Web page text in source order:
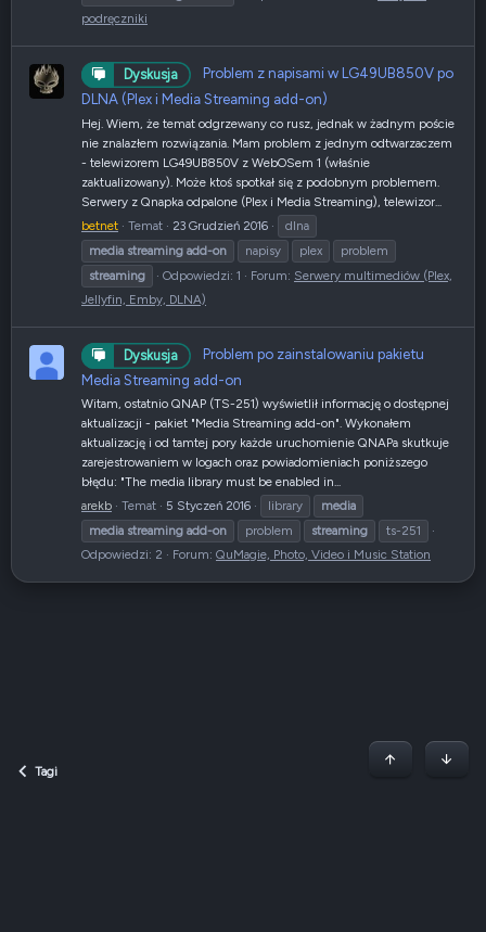
podręczniki
Dyskusja
Problem z napisami w LG49UB850V po
DLNA (Plex i Media Streaming add-on)
Hej. Wiem, że temat odgrzewany co rusz, jednak w żadnym poście
nie znalazłem rozwiązania. Mam problem z jednym odtwarzaczem
- telewizorem LG49UB850V z WebOSem 1 (właśnie
zaktualizowany). Może ktoś spotkał się z podobnym problemem.
Serwery z Qnapka odpalone (Plex i Media Streaming), telewizor...
betnet
Temat 23 Grudzień 2016
dlna
media streaming add-on napisy plex
problem
streaming
Odpowiedzi: 1 Forum: Serwery multimediów (Plex,
Jellyfin, Emby, DLNA)
Dyskusja
Problem po zainstalowaniu pakietu
Media Streaming add-on
Witam, ostatnio QNAP (TS-251) wyświetlił informację o dostępnej
aktualizacji - pakiet "Media Streaming add-on". Wykonałem
aktualizację i od tamtej pory każde uruchomienie QNAPa skutkuje
zarejestrowaniem w logach oraz powiadomieniach poniższego
błędu: "The media library must be enabled in...
arekb
Temat 5 Styczeń 2016 library
media
media streaming add-on problem streaming
ts-251
Odpowiedzi: 2
Forum: QuMagie, Photo, Video i Music Station
Tagi PoczątekDół